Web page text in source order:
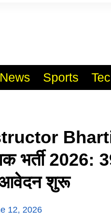
News Sports
भर्ती 2026:
आवेदन शुरू
12, 2026